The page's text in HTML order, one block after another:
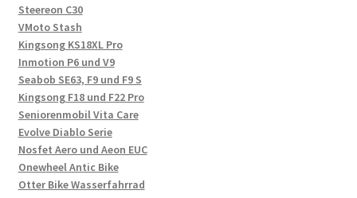
Steereon C30
VMoto Stash
Kingsong KS18XL Pro
Inmotion P6 und V9
Seabob SE63, F9 und F9 S
Kingsong F18 und F22 Pro
Seniorenmobil Vita Care
Evolve Diablo Serie
Nosfet Aero und Aeon EUC
Onewheel Antic Bike
Otter Bike Wasserfahrrad